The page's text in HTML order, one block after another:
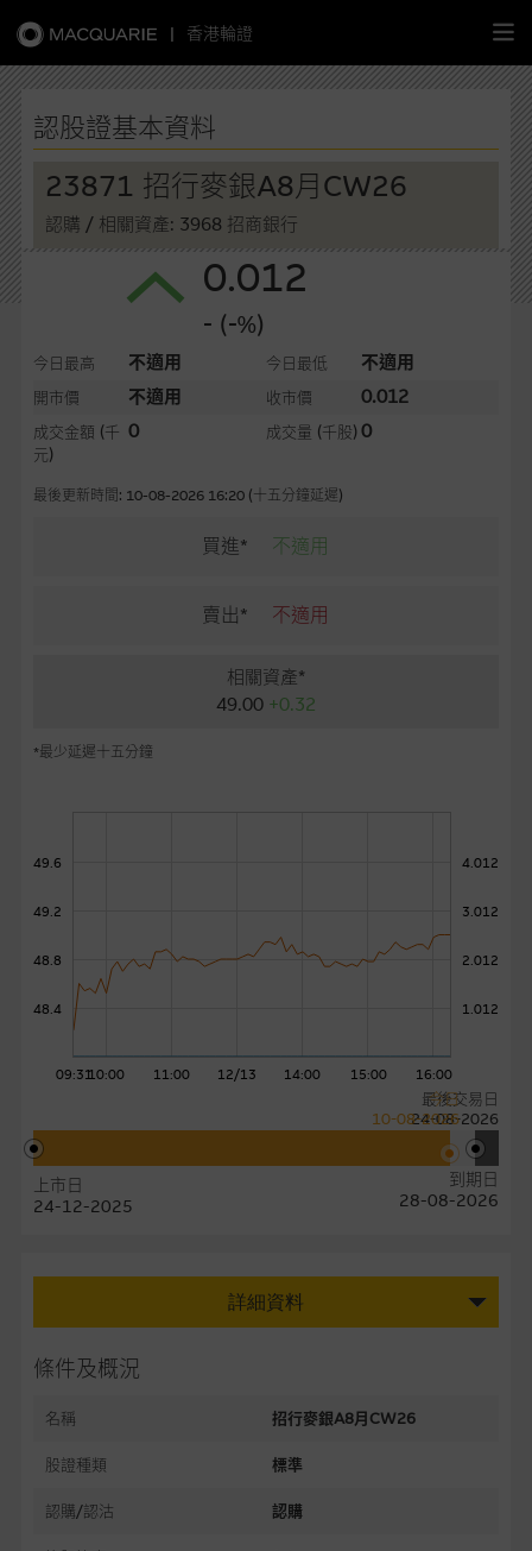
| 香港輪證
主頁
牛熊證
認股證基本資料
23871 招行麥銀A8月CW26
認購 / 相關資產: 3968 招商銀行
0.012
- (-%)
今日最高 不適用 今日最低 不適用
開市價 不適用 收市價 0.012
成交金額 (千
元)
0 成交量 (千股)0
最後更新時間: 10-08-2026 16:20 (十五分鐘延遲)
買進* 不適用
賣出* 不適用
相關資產*
49.00 +0.32
*最少延遲十五分鐘
09:3110:00 11:00 12/13 14:00 15:00 16:00
1.012
2.012
3.012
4.012
48.4
48.8
49.2
49.6
上市日
24-12-2025
今日
10-08-2026
最後交易日
24-08-2026
到期日
28-08-2026
詳細資料
條件及概況
名稱 招行麥銀A8月CW26
股證種類 標準
認購/認沽 認購